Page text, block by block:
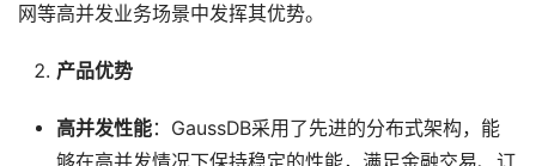
网等高并发业务场景中发挥其优势。
产品优势
高并发性能：GaussDB采用了先进的分布式架构，能
够在高并发情况下保持稳定的性能，满足金融交易、订